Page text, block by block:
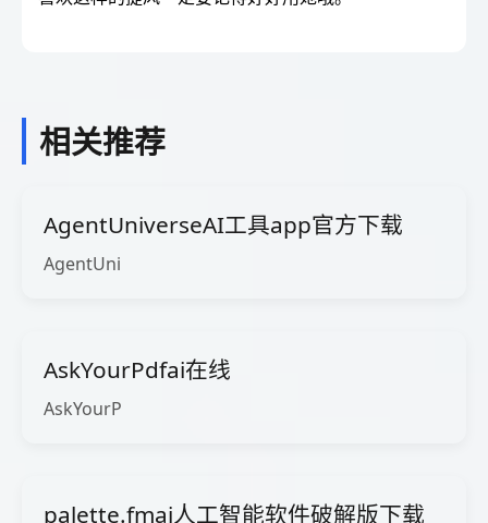
相关推荐
AgentUniverseAI工具app官方下载
AgentUni
AskYourPdfai在线
AskYourP
palette.fmai人工智能软件破解版下载